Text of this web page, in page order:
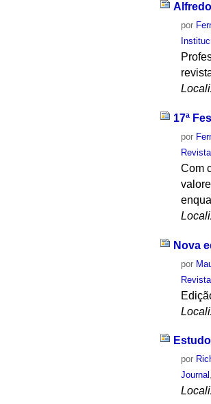
por
17ª
por
Com
Nova
por
por
Journal ,